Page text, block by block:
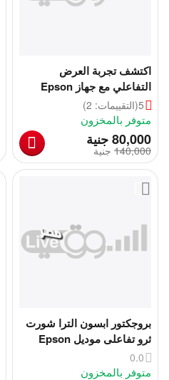
اكتشف تجربة العرض
التفاعلي مع جهاز Epson
BrightLink 697Ui
5(التقييمات: 2)
متوفر بالمخزون
جنية80,000
جنية 140,000
بروجكتور ابسون الترا شورت
ثرو تفاعلى موديل Epson
BrightLink Pro 1430Wi
Projector
0.0
متوفر بالمخزون